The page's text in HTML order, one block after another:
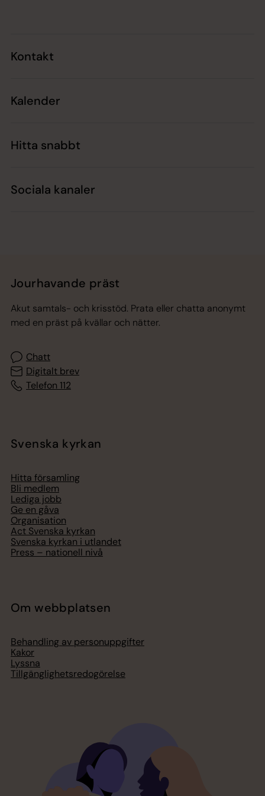
Kontakt
Kalender
Hitta snabbt
Sociala kanaler
Jourhavande präst
Akut samtals- och krisstöd. Prata eller chatta anonymt
med en präst på kvällar och nätter.
Chatt
Digitalt brev
Telefon 112
Svenska kyrkan
Hitta församling
Bli medlem
Lediga jobb
Ge en gåva
Organisation
Act Svenska kyrkan
Svenska kyrkan i utlandet
Press – nationell nivå
Om webbplatsen
Behandling av personuppgifter
Kakor
Lyssna
Tillgänglighetsredogörelse